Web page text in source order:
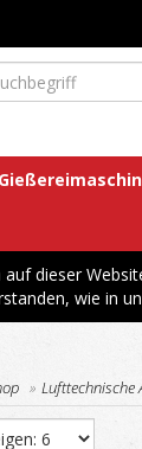
dieser
wie in
Lufttechnische